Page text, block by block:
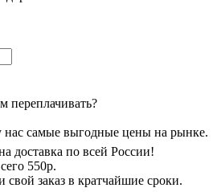
переплачивать?
нас самые выгодные цены на рынке.
доставка по всей России!
550р.
свой заказ в кратчайшие сроки.